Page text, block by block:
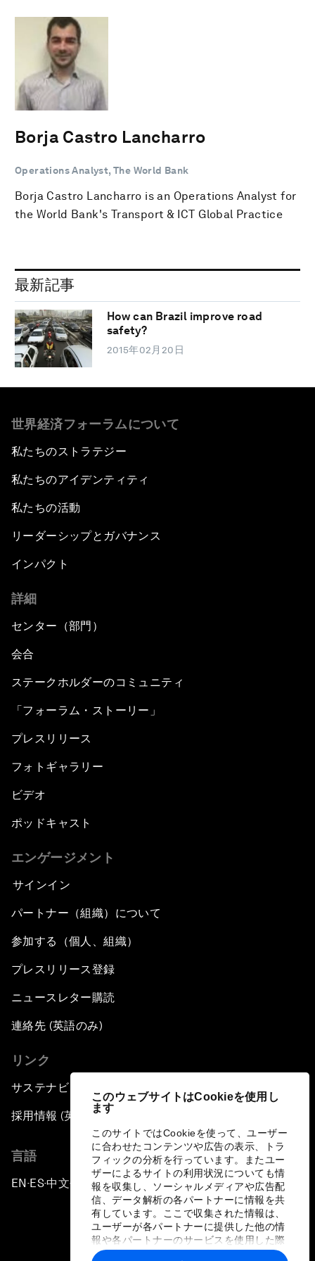
このウェブサイトはCookieを使用し
ます
このサイトではCookieを使って、ユーザー
に合わせたコンテンツや広告の表示、トラ
フィックの分析を行っています。またユー
ザーによるサイトの利用状況についても情
報を収集し、ソーシャルメディアや広告配
信、データ解析の各パートナーに情報を共
有しています。ここで収集された情報は、
ユーザーが各パートナーに提供した他の情
報や各パートナーのサービスを使用した際
に収集された情報と組み合わされ、各パー
Borja Castro Lancharro
Operations Analyst, The World Bank
Borja Castro Lancharro is an Operations Analyst for
the World Bank's Transport & ICT Global Practice
最新記事
How can Brazil improve road
safety?
2015年02月20日
世界経済フォーラムについて
私たちのストラテジー
私たちのアイデンティティ
私たちの活動
リーダーシップとガバナンス
インパクト
詳細
センター（部門）
会合
ステークホルダーのコミュニティ
「フォーラム・ストーリー」
プレスリリース
フォトギャラリー
ビデオ
ポッドキャスト
エンゲージメント
サインイン
パートナー（組織）について
参加する（個人、組織）
プレスリリース登録
ニュースレター購読
連絡先 (英語のみ)
リンク
サステナビリティへの取り組み
採用情報 (英語のみ)
言語
EN ▪ES▪中文▪ 日本語